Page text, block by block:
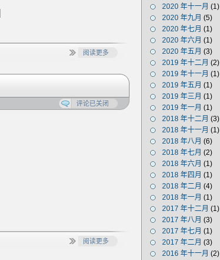
阅读更多
评论已关闭
阅读更多
2020 年十一月 (1)
2020 年九月 (5)
2020 年七月 (1)
2020 年六月 (1)
2020 年五月 (3)
2019 年十二月 (2)
2019 年十一月 (1)
2019 年五月 (1)
2019 年三月 (1)
2019 年一月 (1)
2018 年十二月 (3)
2018 年十一月 (1)
2018 年八月 (6)
2018 年七月 (2)
2018 年六月 (1)
2018 年四月 (1)
2018 年二月 (4)
2018 年一月 (1)
2017 年十二月 (1)
2017 年八月 (3)
2017 年七月 (1)
2017 年二月 (3)
2016 年十一月 (2)